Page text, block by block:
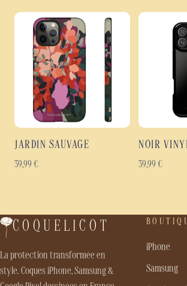
JARDIN SAUVAGE
39,99 €
NOIR
39,99 €
COQUELICOT
La protection transformée en
style. Coques iPhone, Samsung &
iPhone
Samsung